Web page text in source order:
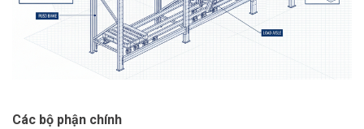
Các bộ phận chính